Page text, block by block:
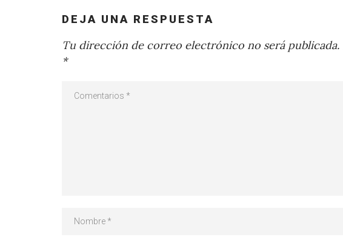
DEJA UNA RESPUESTA
Tu dirección de correo electrónico no será publicada.
*